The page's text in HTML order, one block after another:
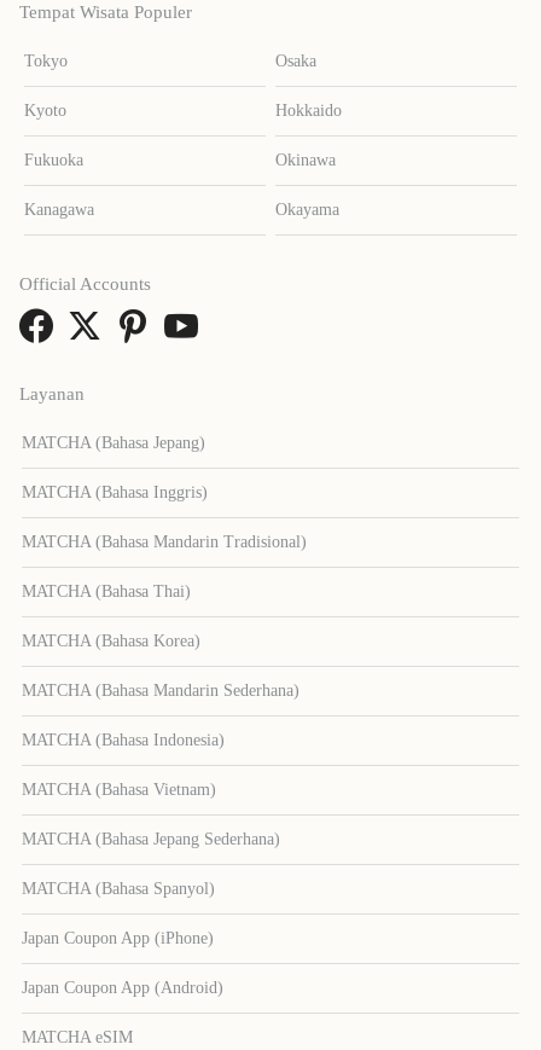
Tempat Wisata Populer
Tokyo Osaka
Kyoto Hokkaido
Fukuoka Okinawa
Kanagawa Okayama
Layanan
MATCHA (Bahasa Jepang)
MATCHA (Bahasa Inggris)
MATCHA (Bahasa Mandarin Tradisional)
MATCHA (Bahasa Thai)
MATCHA (Bahasa Korea)
MATCHA (Bahasa Mandarin Sederhana)
MATCHA (Bahasa Indonesia)
MATCHA (Bahasa Vietnam)
MATCHA (Bahasa Jepang Sederhana)
MATCHA (Bahasa Spanyol)
Japan Coupon App (iPhone)
Japan Coupon App (Android)
MATCHA eSIM
Official Accounts